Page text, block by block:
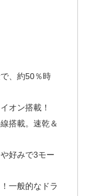
、約50％時
オン搭載！
搭載。速乾＆
好みで3モー
一般的なドラ